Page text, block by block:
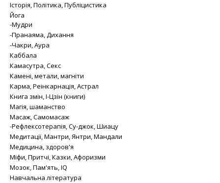
Історія, Політика, Публіцистика
Йога
-Мудри
-Пранаяма, Дихання
-Чакри, Аура
Каббала
Камасутра, Секс
Камені, метали, магніти
Карма, Реінкарнація, Астрал
Книга змін, І-Цзін (книги)
Магія, шаманство
Масаж, Самомасаж
-Рефлексотерапія, Су-джок, Шиацу
Медитації, Мантри, Янтри, Мандали
Медицина, здоров'я
Міфи, Притчі, Казки, Афоризми
Мозок, Пам'ять, IQ
Навчальна література